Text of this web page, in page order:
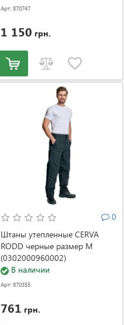
Арт: 870747
1 150 грн.
0
Штаны утепленные CERVA
RODD черные размер M
(0302000960002)
В наличии
Арт: 870355
761 грн.